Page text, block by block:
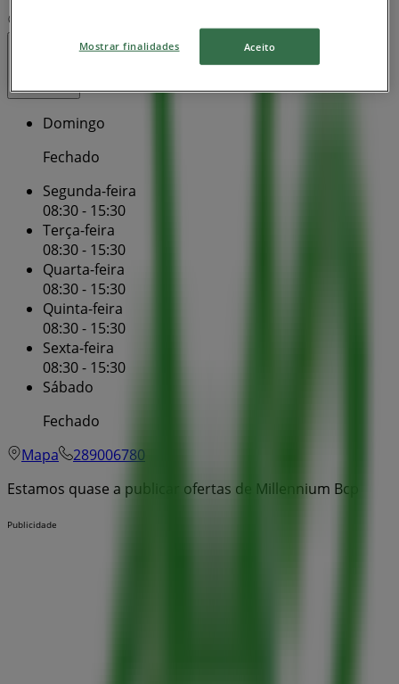
Domingo
Fechado
Segunda-feira
08:30 - 15:30
Terça-feira
08:30 - 15:30
Quarta-feira
08:30 - 15:30
Quinta-feira
08:30 - 15:30
Sexta-feira
08:30 - 15:30
Sábado
Fechado
Mapa
289006780
Estamos quase a publicar ofertas de Millennium Bcp
Publicidade
Mostrar finalidades Aceito